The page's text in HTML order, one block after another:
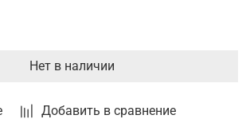
Добавить в сравнение
Нет в наличии